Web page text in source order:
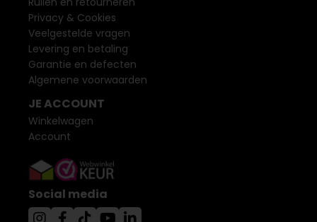
Privacy & Cookies
Veelgestelde vragen
Levering en betaling
Garantie en defecten
Algemene voorwaarden
JE ACCOUNT
Winkelwagen
Account
Social media